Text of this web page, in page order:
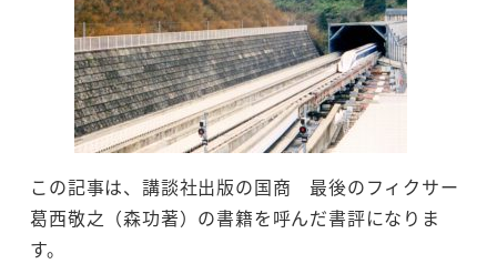
この記事は、講談社出版の国商 最後のフィクサー
葛西敬之（森功著）の書籍を呼んだ書評になりま
す。